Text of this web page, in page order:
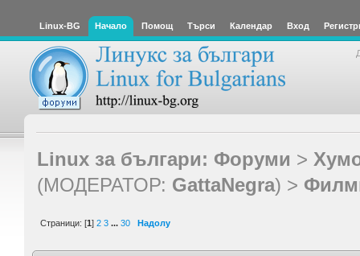
Linux-BG Начало Помощ Търси Календар Вход
Linux за българи: Форуми >
(МОДЕРАТОР: GattaNegra) >
Страници: [1] 2 3 ... 30 Надолу